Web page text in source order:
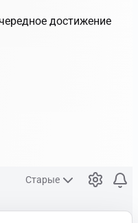
достижение
Старые